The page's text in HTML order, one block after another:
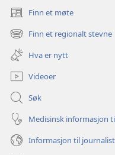
Finn et møte
(åpner
nytt
vindu)
Finn et regionalt stevne
(åpner
nytt
vindu)
Hva er nytt
Videoer
Søk
Medisinsk informasjon
Informasjon til